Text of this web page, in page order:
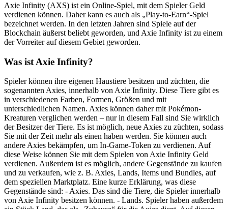
Axie Infinity (AXS) ist ein Online-Spiel, mit dem Spieler Geld
verdienen können. Daher kann es auch als „Play-to-Earn“-Spiel
bezeichnet werden. In den letzten Jahren sind Spiele auf der
Blockchain äußerst beliebt geworden, und Axie Infinity ist zu einem
der Vorreiter auf diesem Gebiet geworden.
Was ist Axie Infinity?
Spieler können ihre eigenen Haustiere besitzen und züchten, die
sogenannten Axies, innerhalb von Axie Infinity. Diese Tiere gibt es
in verschiedenen Farben, Formen, Größen und mit
unterschiedlichen Namen. Axies können daher mit Pokémon-
Kreaturen verglichen werden – nur in diesem Fall sind Sie wirklich
der Besitzer der Tiere. Es ist möglich, neue Axies zu züchten, sodass
Sie mit der Zeit mehr als einen haben werden. Sie können auch
andere Axies bekämpfen, um In-Game-Token zu verdienen. Auf
diese Weise können Sie mit dem Spielen von Axie Infinity Geld
verdienen. Außerdem ist es möglich, andere Gegenstände zu kaufen
und zu verkaufen, wie z. B. Axies, Lands, Items und Bundles, auf
dem speziellen Marktplatz. Eine kurze Erklärung, was diese
Gegenstände sind: - Axies. Das sind die Tiere, die Spieler innerhalb
von Axie Infinity besitzen können. - Lands. Spieler haben außerdem